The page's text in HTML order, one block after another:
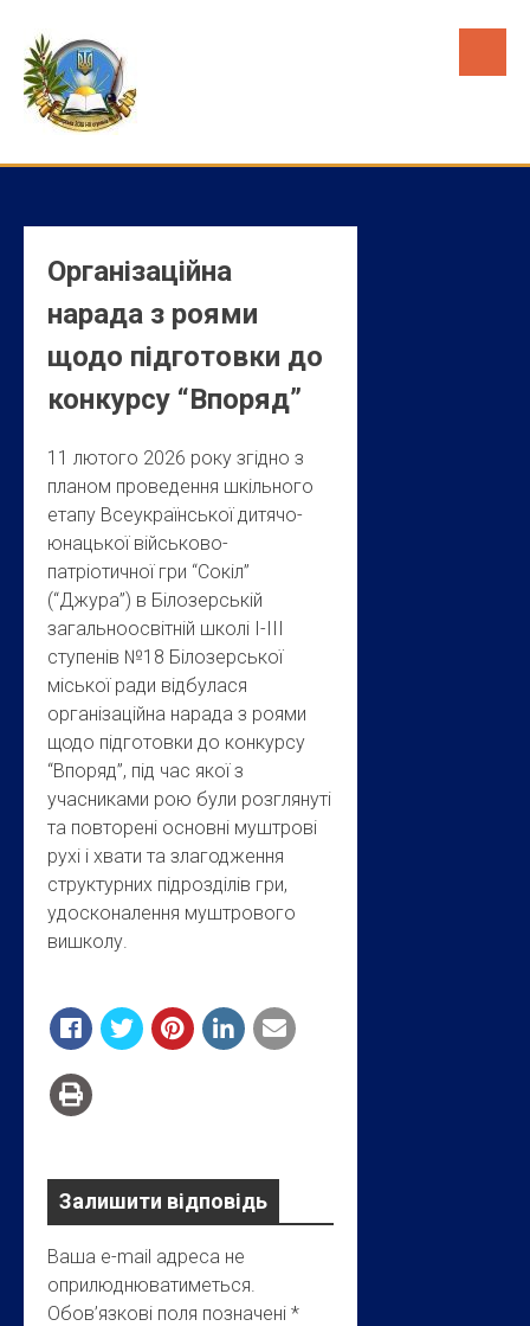
content
Організаційна
нарада з роями
щодо підготовки до
конкурсу “Впоряд”
11 лютого 2026 року згідно з
планом проведення шкільного
етапу Всеукраїнської дитячо-
юнацької військово-
патріотичної гри “Сокіл”
(“Джура”) в Білозерській
загальноосвітній школі І-ІІІ
ступенів №18 Білозерської
міської ради відбулася
організаційна нарада з роями
щодо підготовки до конкурсу
“Впоряд”, під час якої з
учасниками рою були розглянуті
та повторені основні муштрові
рухі і хвати та злагодження
структурних підрозділів гри,
удосконалення муштрового
вишколу.
Залишити відповідь
Ваша e-mail адреса не
оприлюднюватиметься.
Обов’язкові поля позначені *